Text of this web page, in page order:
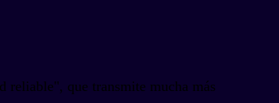
reliable", que transmite mucha más